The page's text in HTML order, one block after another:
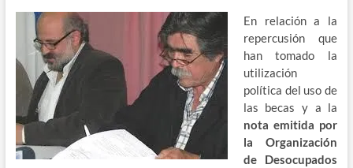
En relación a la
repercusión que
han tomado la
utilización
política del uso de
las becas y a la
nota emitida por
la Organización
de Desocupados